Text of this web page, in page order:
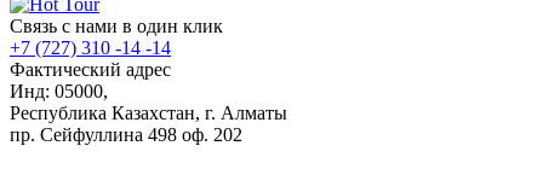
Связь с нами в один клик
+7 (727) 310 -14 -14
Фактический адрес
Инд: 05000,
Республика Казахстан, г. Алматы
пр. Сейфуллина 498 оф. 202